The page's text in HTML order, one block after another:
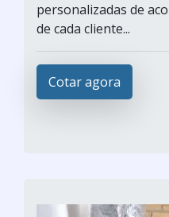
personalizadas de
de cada cliente...
Cotar agora